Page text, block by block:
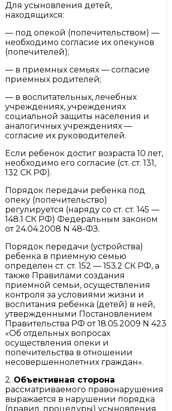
Для усыновления детей,
находящихся:
— под опекой (попечительством) —
необходимо согласие их опекунов
(попечителей);
— в приемных семьях — согласие
приемных родителей;
— в воспитательных, лечебных
учреждениях, учреждениях
социальной защиты населения и
аналогичных учреждениях —
согласие их руководителей.
Если ребенок достиг возраста 10 лет,
необходимо его согласие (ст. ст. 131,
132 СК РФ).
Порядок передачи ребенка под
опеку (попечительство)
регулируется (наряду со ст. ст. 145 —
148.1 СК РФ) Федеральным законом
от 24.04.2008 N 48-ФЗ.
Порядок передачи (устройства)
ребенка в приемную семью
определен ст. ст. 152 — 153.2 СК РФ, а
также Правилами создания
приемной семьи, осуществления
контроля за условиями жизни и
воспитания ребенка (детей) в ней,
утвержденными Постановлением
Правительства РФ от 18.05.2009 N 423
«Об отдельных вопросах
осуществления опеки и
попечительства в отношении
несовершеннолетних граждан».
2. Объективная сторона
рассматриваемого правонарушения
выражается в нарушении порядка
(правил, процедуры) усыновления